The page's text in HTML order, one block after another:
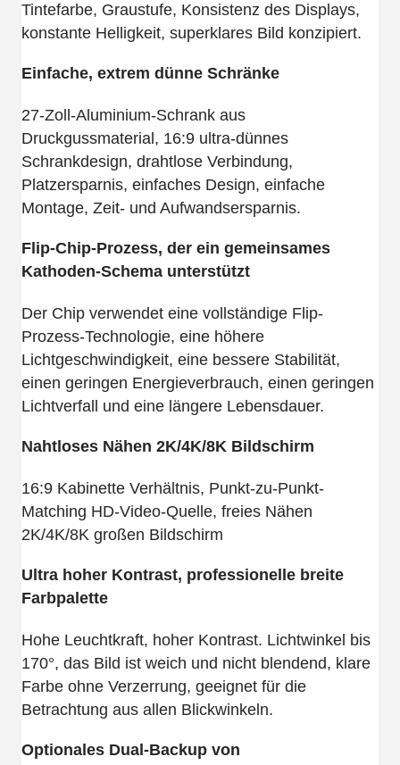
Tintefarbe, Graustufe, Konsistenz des Displays,
konstante Helligkeit, superklares Bild konzipiert.
Einfache, extrem dünne Schränke
27-Zoll-Aluminium-Schrank aus
Druckgussmaterial, 16:9 ultra-dünnes
Schrankdesign, drahtlose Verbindung,
Platzersparnis, einfaches Design, einfache
Montage, Zeit- und Aufwandsersparnis.
Flip-Chip-Prozess, der ein gemeinsames
Kathoden-Schema unterstützt
Der Chip verwendet eine vollständige Flip-
Prozess-Technologie, eine höhere
Lichtgeschwindigkeit, eine bessere Stabilität,
einen geringen Energieverbrauch, einen geringen
Lichtverfall und eine längere Lebensdauer.
Nahtloses Nähen 2K/4K/8K Bildschirm
16:9 Kabinette Verhältnis, Punkt-zu-Punkt-
Matching HD-Video-Quelle, freies Nähen
2K/4K/8K großen Bildschirm
Ultra hoher Kontrast, professionelle breite
Farbpalette
Hohe Leuchtkraft, hoher Kontrast. Lichtwinkel bis
170°, das Bild ist weich und nicht blendend, klare
Farbe ohne Verzerrung, geeignet für die
Betrachtung aus allen Blickwinkeln.
Optionales Dual-Backup von